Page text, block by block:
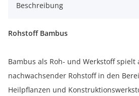
Beschreibung
Rohstoff Bambus
Bambus als Roh- und Werkstoff spielt
nachwachsender Rohstoff in den
Heilpflanzen und